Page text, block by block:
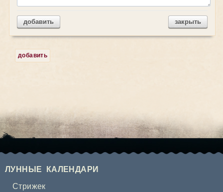
добавить закрыть
добавить
ЛУННЫЕ КАЛЕНДАРИ
Стрижек